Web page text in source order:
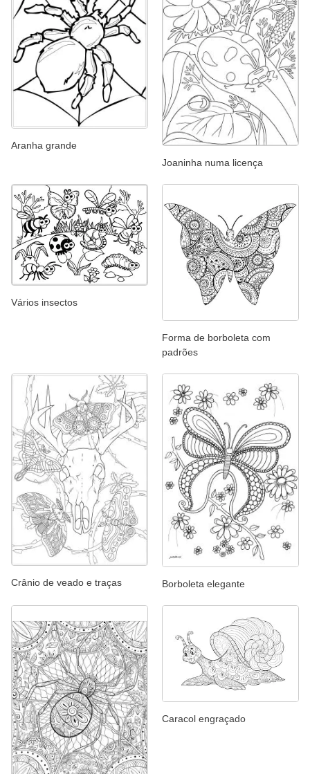
Aranha grande
Joaninha numa licença
Vários insectos
Forma de borboleta com
padrões
Crânio de veado e traças Borboleta elegante
Caracol engraçado